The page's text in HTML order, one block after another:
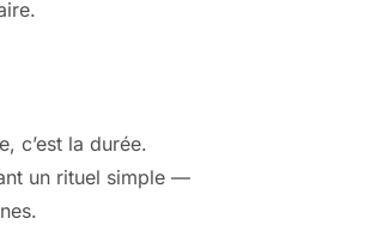
c’est la durée.
un rituel simple —